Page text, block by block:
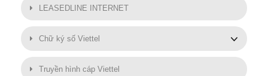
LEASEDLINE INTERNET
Chữ ký số Viettel
Truyền hình cáp Viettel